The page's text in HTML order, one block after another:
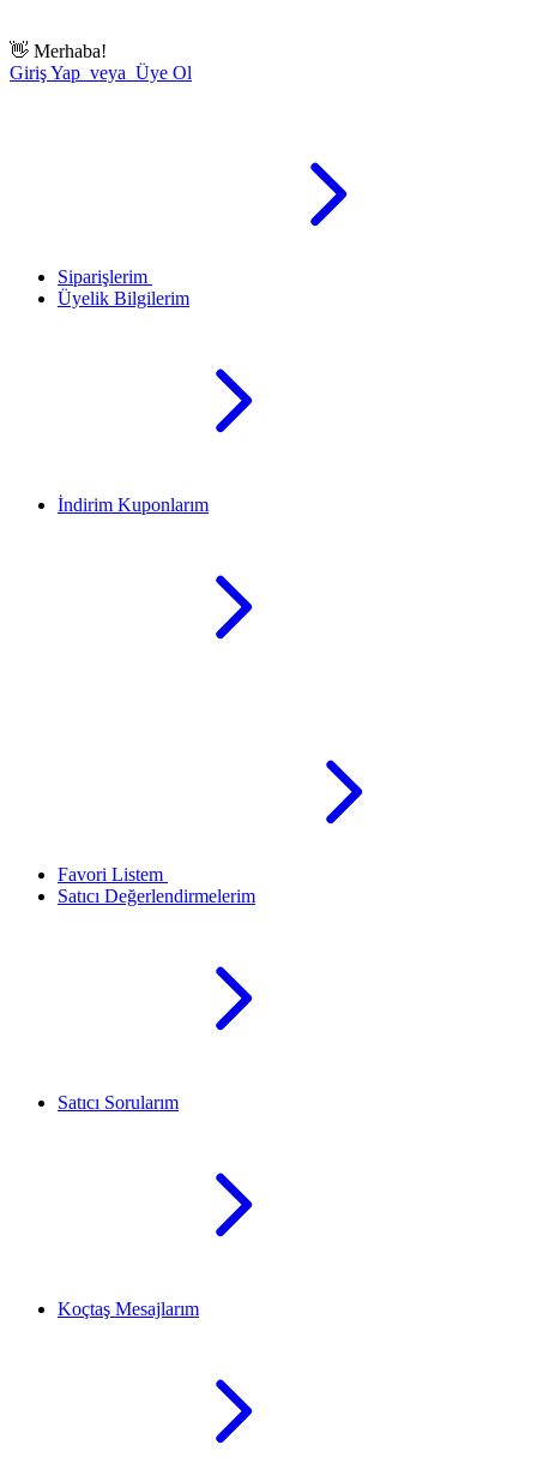
👋 Merhaba!
Giriş Yap veya Üye Ol
Siparişlerim
Üyelik Bilgilerim
İndirim Kuponlarım
Favori Listem
Satıcı Değerlendirmelerim
Satıcı Sorularım
Koçtaş Mesajlarım